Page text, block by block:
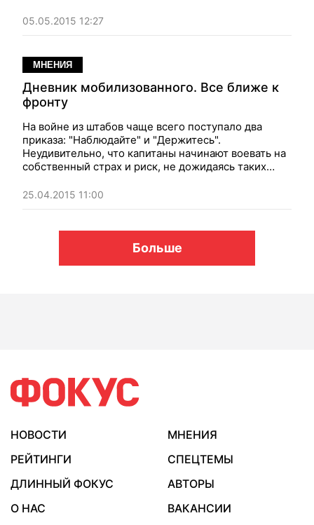
05.05.2015 12:27
МНЕНИЯ
Дневник мобилизованного. Все ближе к
фронту
На войне из штабов чаще всего поступало два
приказа: "Наблюдайте" и "Держитесь".
Неудивительно, что капитаны начинают воевать на
собственный страх и риск, не дожидаясь таких
25.04.2015 11:00
Больше
НОВОСТИ
МНЕНИЯ
РЕЙТИНГИ
СПЕЦТЕМЫ
ДЛИННЫЙ ФОКУС
АВТОРЫ
О НАС
ВАКАНСИИ